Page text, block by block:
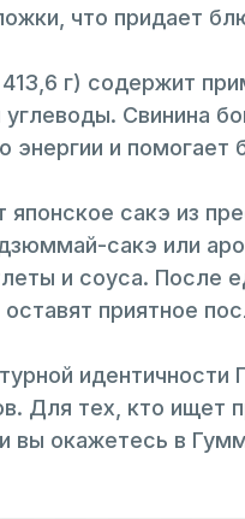
что придает
г) содержит
Свинина
и помогает
сакэ из
сакэ или
и соуса. После
приятное
Для тех, кто ищет
окажетесь в